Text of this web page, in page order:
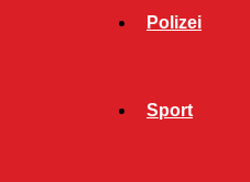
Polizei
Sport